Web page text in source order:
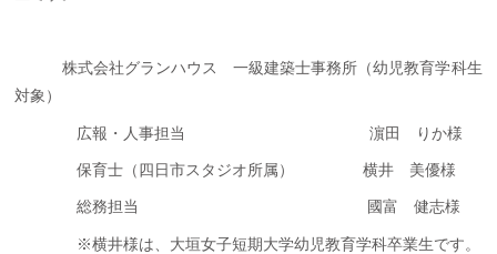
株式会社グランハウス 一級建築士事務所（幼児教育学科生
対象）
広報・人事担当 濵田 りか様
保育士（四日市スタジオ所属） 横井 美優様
総務担当 國富 健志様
※横井様は、大垣女子短期大学幼児教育学科卒業生です。